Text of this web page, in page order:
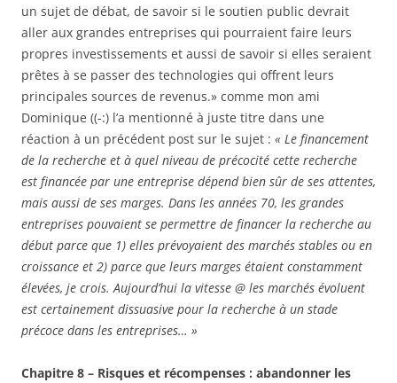
un sujet de débat, de savoir si le soutien public devrait
aller aux grandes entreprises qui pourraient faire leurs
propres investissements et aussi de savoir si elles seraient
prêtes à se passer des technologies qui offrent leurs
principales sources de revenus.» comme mon ami
Dominique ((-:) l’a mentionné à juste titre dans une
réaction à un précédent post sur le sujet : « Le financement
de la recherche et à quel niveau de précocité cette recherche
est financée par une entreprise dépend bien sûr de ses attentes,
mais aussi de ses marges. Dans les années 70, les grandes
entreprises pouvaient se permettre de financer la recherche au
début parce que 1) elles prévoyaient des marchés stables ou en
croissance et 2) parce que leurs marges étaient constamment
élevées, je crois. Aujourd’hui la vitesse @ les marchés évoluent
est certainement dissuasive pour la recherche à un stade
précoce dans les entreprises… »
Chapitre 8 – Risques et récompenses : abandonner les